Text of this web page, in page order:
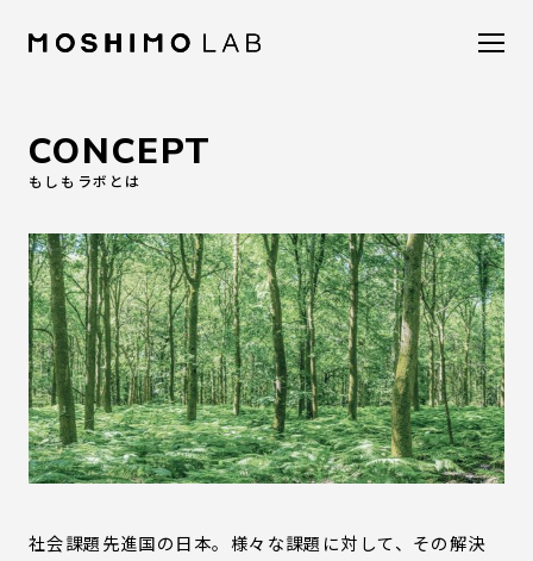
CONCEPT
もしもラボとは
社会課題先進国の日本。様々な課題に対して、その解決